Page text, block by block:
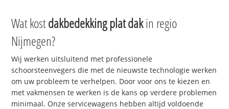
Wat kostdakbedekking plat dakin regio
Nijmegen?
Wij werken uitsluitend met professionele
schoorsteenvegers die met de nieuwste technologie werken
om uw probleem te verhelpen. Door voor ons te kiezen en
met vakmensen te werken is de kans op verdere problemen
minimaal. Onze servicewagens hebben altijd voldoende